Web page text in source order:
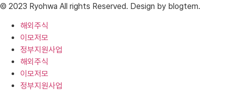
© 2023 Ryohwa All rights Reserved. Design by blogtem.
해외주식
이모저모
정부지원사업
해외주식
이모저모
정부지원사업